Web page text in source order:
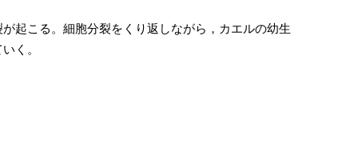
起こる。細胞分裂をくり返しながら，カエルの幼生
く。